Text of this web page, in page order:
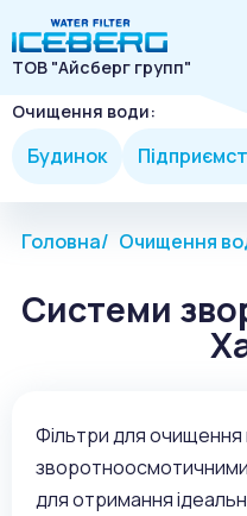
ТОВ "Айсберг групп"
Очищення води:
Будинок
Головна Очищення
Системи
Фільтри для очищення
для отримання